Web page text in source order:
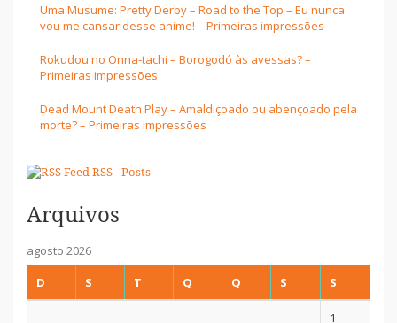
Uma Musume: Pretty Derby – Road to the Top – Eu nunca
vou me cansar desse anime! – Primeiras impressões
Rokudou no Onna-tachi – Borogodó às avessas? –
Primeiras impressões
Dead Mount Death Play – Amaldiçoado ou abençoado pela
morte? – Primeiras impressões
RSS - Posts
Arquivos
agosto 2026
D
S T Q Q S S
1